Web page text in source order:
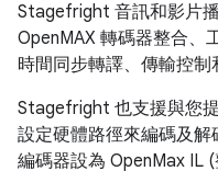
Stagefright 音訊和影片
OpenMAX 轉碼器整合、
時間同步轉譯、傳輸控制
Stagefright 也支援與您
設定硬體路徑來編碼及
編碼器設為 OpenMax IL (